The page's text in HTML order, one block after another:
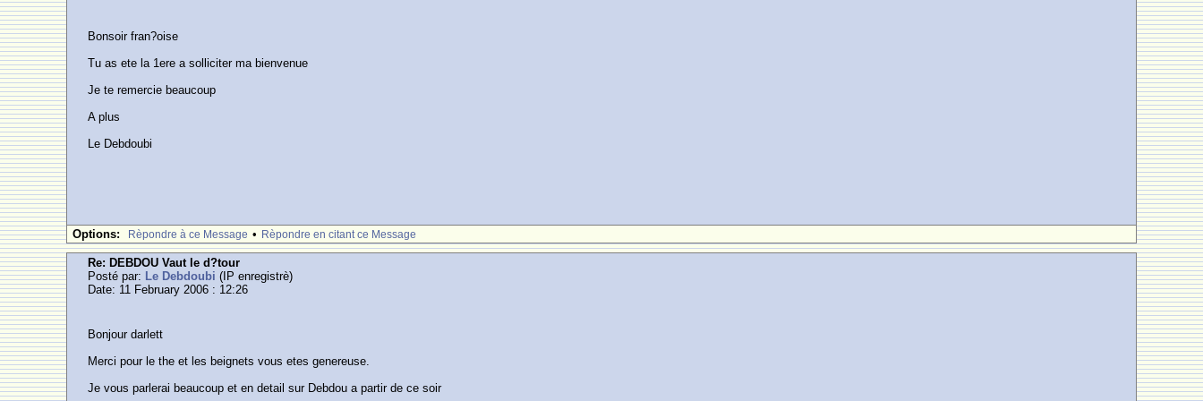
Bonsoir fran?oise
Tu as ete la 1ere a solliciter ma bienvenue
Je te remercie beaucoup
A plus
Le Debdoubi
Options: Rèpondre à ce Message • Rèpondre en citant ce Message
Re: DEBDOU Vaut le d?tour
Posté par: Le Debdoubi (IP enregistrè)
Date: 11 February 2006 : 12:26
Bonjour darlett
Merci pour le the et les beignets vous etes genereuse.
Je vous parlerai beaucoup et en detail sur Debdou a partir de ce soir